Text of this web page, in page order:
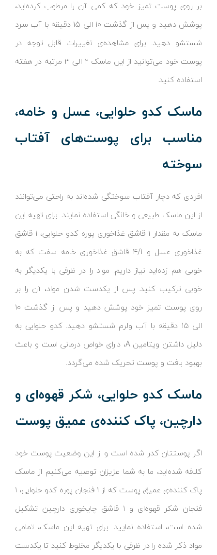
بر روی پوست تمیز خود که کمی آن را مرطوب کرده‌اید،
پوشش دهید و پس از گذشت ۱۰ الی ۱۵ دقیقه با آب سرد
شستشو دهید. برای مشاهده‌ی تغییرات قابل توجه در
پوست خود می‌توانید از این ماسک ۲ الی ۳ مرتبه در هفته
استفاده کنید.
ماسک کدو حلوایی، عسل و خامه،
مناسب برای پوست‌های آفتاب
سوخته
افرادی که دچار آفتاب سوختگی شده‌اند به راحتی می‌توانند
از این ماسک طبیعی و خانگی استفاده نمایند. برای تهیه این
ماسک به مقدار ۱ قاشق غذاخوری پوره کدو حلوایی، ۱ قاشق
غذاخوری عسل و ۴/۱ قاشق غذاخوری خامه سفت که به
خوبی هم زده‌اید نیاز داریم. مواد را در ظرفی با یکدیگر به
خوبی ترکیب کنید. پس از یکدست شدن مواد، آن را بر
روی پوست تمیز خود پوشش دهید و پس از گذشت ۱۰
الی ۱۵ دقیقه با آب ولرم شستشو دهید. کدو حلوایی به
دلیل داشتن ویتامین A، دارای خواص درمانی است و باعث
بهبود بافت و پوست تحریک شده می‌گردد.
ماسک کدو حلوایی، شکر قهوه‌ای و
دارچین، پاک کننده‌ی عمیق پوست
اگر پوستتان کدر شده است و از این وضعیت پوست خود
کلافه شده‌اید، ما به شما عزیزان توصیه می‌کنیم از ماسک
پاک کننده‌ی عمیق پوست که از ۱ فنجان پوره کدو حلوایی، ۱
فنجان شکر قهوه‌ای و ۱ قاشق چایخوری دارچین تشکیل
شده است، استفاده نمایید. برای تهیه این ماسک، تمامی
مواد ذکر شده را در ظرفی با یکدیگر مخلوط کنید تا یکدست